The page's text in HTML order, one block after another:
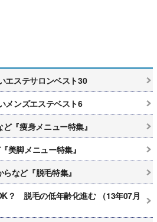
ステサロンベスト30
ンズエステベスト6
『痩身メニュー特集』
美脚メニュー特集』
など『脱毛特集』
？ 脱毛の低年齢化進む （13年07月